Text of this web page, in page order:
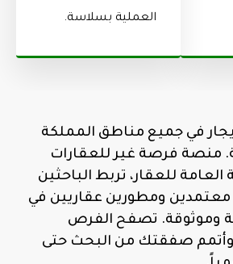
العملية بسلاسة.
في جميع مناطق المملكة
منصة فرصة غير للعقارات
للعقار، تربط الباحثين
ومطورين عقاريين في
وموثوقة. تصفح الفرص
وأتمم صفقتك من البحث حتى